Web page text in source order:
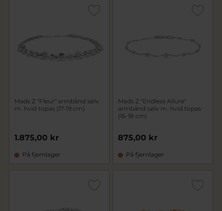
Mads Z "Fleur" armbånd sølv
m. hvid topas (17-19 cm)
1.875,00 kr
På fjernlager
Mads Z "Endless Allure"
armbånd sølv m. hvid topas
(16-18 cm)
875,00 kr
På fjernlager